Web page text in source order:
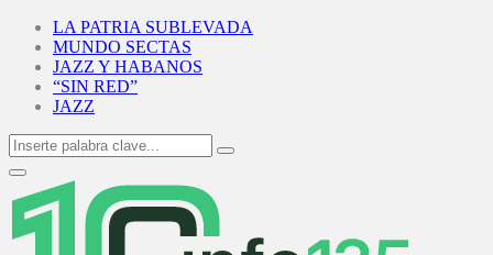
LA PATRIA SUBLEVADA
MUNDO SECTAS
JAZZ Y HABANOS
“SIN RED”
JAZZ
Search
for:
Search
Primary
Menu